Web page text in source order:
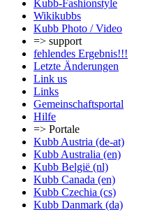
Kubb-Fashionstyle
Wikikubbs
Kubb Photo / Video
=> support
fehlendes Ergebnis!!!
Letzte Änderungen
Link us
Links
Gemeinschafts­portal
Hilfe
=> Portale
Kubb Austria (de-at)
Kubb Australia (en)
Kubb België (nl)
Kubb Canada (en)
Kubb Czechia (cs)
Kubb Danmark (da)